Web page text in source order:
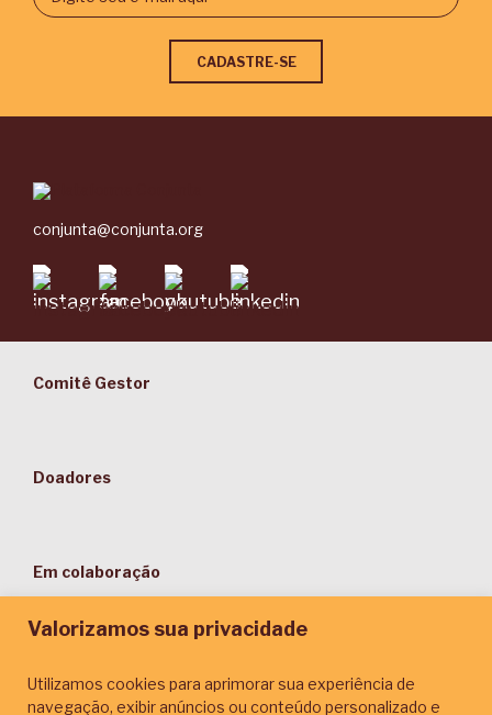
Valorizamos sua privacidade
Utilizamos cookies para aprimorar sua experiência de
navegação, exibir anúncios ou conteúdo personalizado e
conjunta@conjunta.org
Comitê Gestor
Doadores
Em colaboração
Parceiros de Comunicação